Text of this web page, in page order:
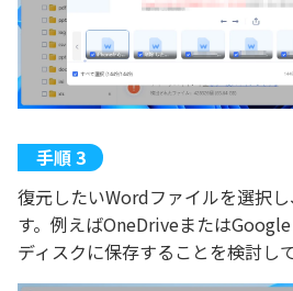
復元したいWordファイルを選択
す。例えばOneDriveまたは
ディスクに保存することを検討し